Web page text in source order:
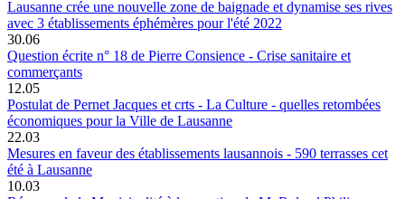
Lausanne crée une nouvelle zone de baignade et dynamise ses rives
avec 3 établissements éphémères pour l'été 2022
30.06
Question écrite n° 18 de Pierre Consience - Crise sanitaire et
commerçants
12.05
Postulat de Pernet Jacques et crts - La Culture - quelles retombées
économiques pour la Ville de Lausanne
22.03
Mesures en faveur des établissements lausannois - 590 terrasses cet
été à Lausanne
10.03